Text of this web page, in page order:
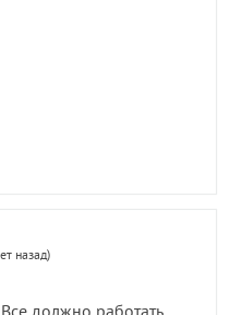
назад)